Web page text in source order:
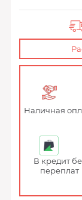
Наличная
В кредит
переплат